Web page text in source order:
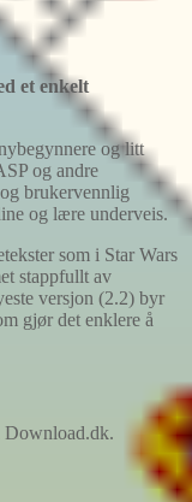
et enkelt
og litt
og andre
brukervennlig
og lære underveis.
som i Star Wars
stappfullt av
versjon (2.2) byr
gjør det enklere å